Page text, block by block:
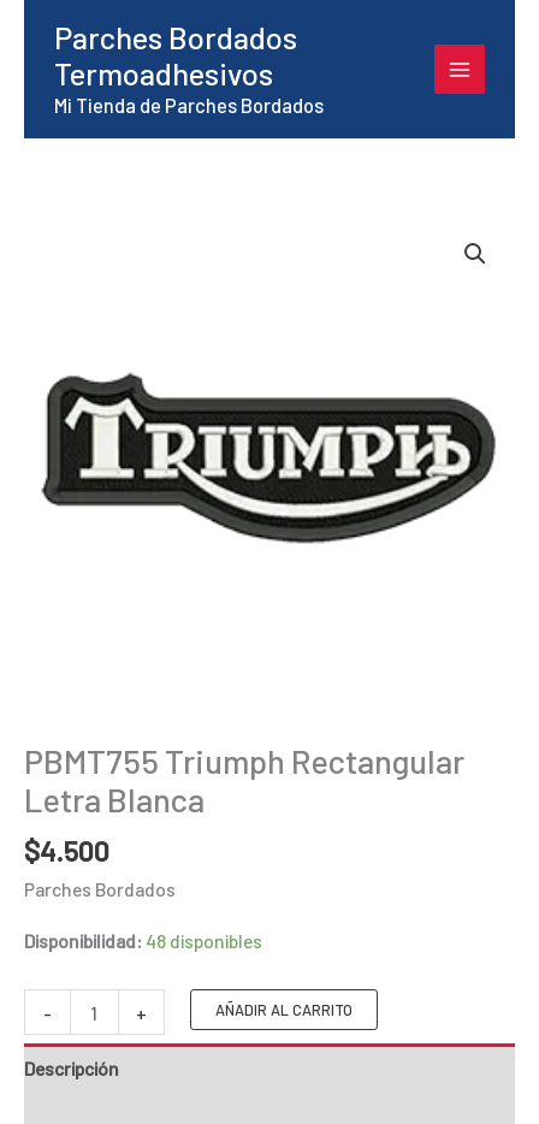
contenido
Parches Bordados
Termoadhesivos
Mi Tienda de Parches Bordados
PBMT755 Triumph Rectangular
Letra Blanca
$4.500
Parches Bordados
Disponibilidad: 48 disponibles
-
PBMT755
Triumph
Rectangular
+ AÑADIR AL CARRITO
Descripción